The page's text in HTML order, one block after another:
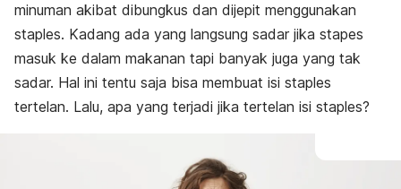
minuman akibat dibungkus dan dijepit menggunakan
staples. Kadang ada yang langsung sadar jika stapes
masuk ke dalam makanan tapi banyak juga yang tak
sadar. Hal ini tentu saja bisa membuat isi staples
tertelan. Lalu, apa yang terjadi jika tertelan isi staples?